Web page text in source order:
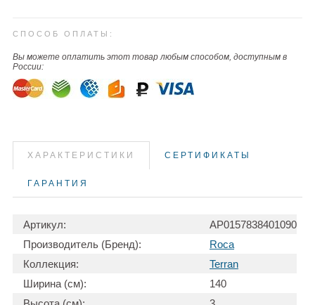
СПОСОБ ОПЛАТЫ:
Вы можете оплатить этот товар любым способом, доступным в
России:
ХАРАКТЕРИСТИКИ СЕРТИФИКАТЫ
ГАРАНТИЯ
Артикул:
AP0157838401090
Производитель (Бренд):
Roca
Коллекция:
Terran
Ширина (см):
140